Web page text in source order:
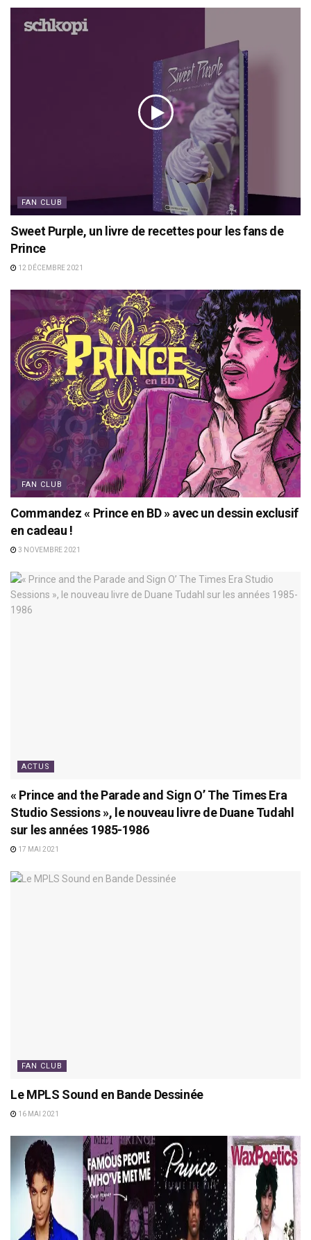
FAN CLUB
Sweet Purple, un livre de recettes pour les fans de
Prince
12 DÉCEMBRE 2021
FAN CLUB
Commandez « Prince en BD » avec un dessin exclusif
en cadeau !
3 NOVEMBRE 2021
ACTUS
« Prince and the Parade and Sign O’ The Times Era
Studio Sessions », le nouveau livre de Duane Tudahl
sur les années 1985-1986
17 MAI 2021
FAN CLUB
Le MPLS Sound en Bande Dessinée
16 MAI 2021